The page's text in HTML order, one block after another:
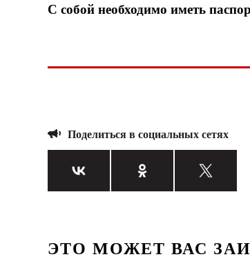
С собой необходимо иметь
Поделиться в социальных сетях
ЭТО МОЖЕТ ВАС